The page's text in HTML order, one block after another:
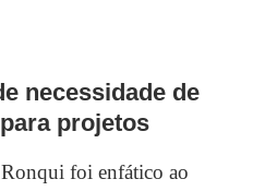
necessidade de
projetos
foi enfático ao